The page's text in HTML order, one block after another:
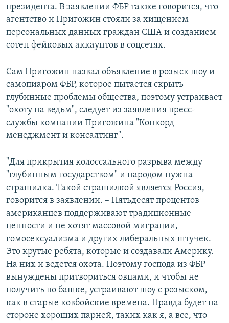
президента. В заявлении ФБР также говорится, что
агентство и Пригожин стояли за хищением
персональных данных граждан США и созданием
сотен фейковых аккаунтов в соцсетях.
Сам Пригожин назвал объявление в розыск шоу и
самопиаром ФБР, которое пытается скрыть
глубинные проблемы общества, поэтому устраивает
"охоту на ведьм", следует из заявления пресс-
службы компании Пригожина "Конкорд
менеджмент и консалтинг".
"Для прикрытия колоссального разрыва между
"глубинным государством" и народом нужна
страшилка. Такой страшилкой является Россия, –
говорится в заявлении. – Пятьдесят процентов
американцев поддерживают традиционные
ценности и не хотят массовой миграции,
гомосексуализма и других либеральных штучек.
Это крутые ребята, которые и создавали Америку.
На них и ведется охота. Поэтому господа из ФБР
вынуждены притвориться овцами, и чтобы не
получить по башке, устраивают шоу с розыском,
как в старые ковбойские времена. Правда будет на
стороне хороших парней, таких как я, а все, что